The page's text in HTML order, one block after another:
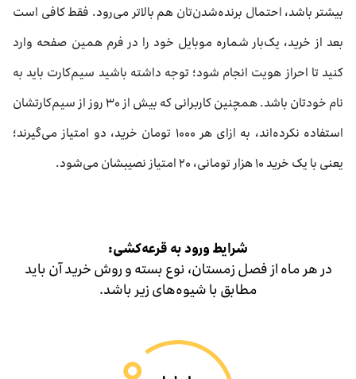
بیشتر باشد، احتمال برنده‌شدن‌تان هم بالاتر می‌رود. فقط کافی است
بعد از خرید، یک‌بار شماره موبایل خود را در فرم همین صفحه وارد
کنید تا احراز هویت انجام شود؛ توجه داشته باشید سیم‌کارت باید به
نام خودتان باشد. همچنین کاربرانی که بیش از ۳۰ روز از سیم‌کارتشان
استفاده نکرده‌اند، به ازای هر ۱۰۰۰ تومان خرید، دو امتیاز می‌گیرند؛
یعنی با یک خرید ۱۰ هزار تومانی، ۲۰ امتیاز نصیبشان می‌شود.
شرایط ورود به قرعه‌کشی:
در هر ماه از فصل زمستان، نوع بسته و روش خرید آن باید
مطابق با شیوه‌های زیر باشد.